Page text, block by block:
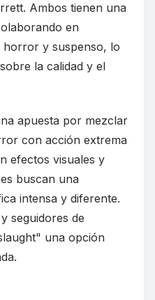
Ambos tienen una
en
horror y suspenso, lo
la calidad y el
apuesta por mezclar
con acción extrema
efectos visuales y
buscan una
intensa y diferente.
seguidores de
una opción